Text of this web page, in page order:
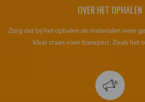
OVER HET OPHALEN
Zorg dat bij het ophalen de materialen weer
klaar staan voor transport. Zoals het